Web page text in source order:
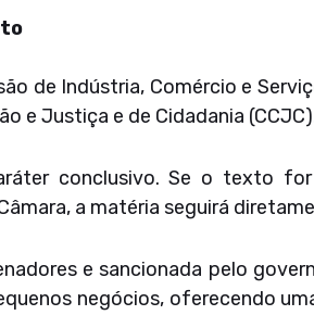
de Indústria, Comércio e
e Justiça e de Cidadania
conclusivo. Se o texto
a matéria seguirá
e sancionada pelo
negócios, oferecendo